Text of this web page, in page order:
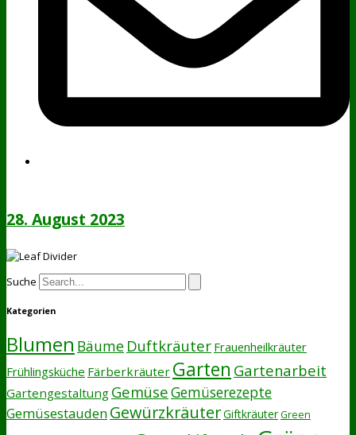
28. August 2023
Suche
Kategorien
Blumen Bäume Duftkräuter Frauenheilkräuter
Frühlingsküche Färberkräuter Garten Gartenarbeit
Gartengestaltung GemüseGemüserezepte
GemüsestaudenGewürzkräuterGiftkräuter Green